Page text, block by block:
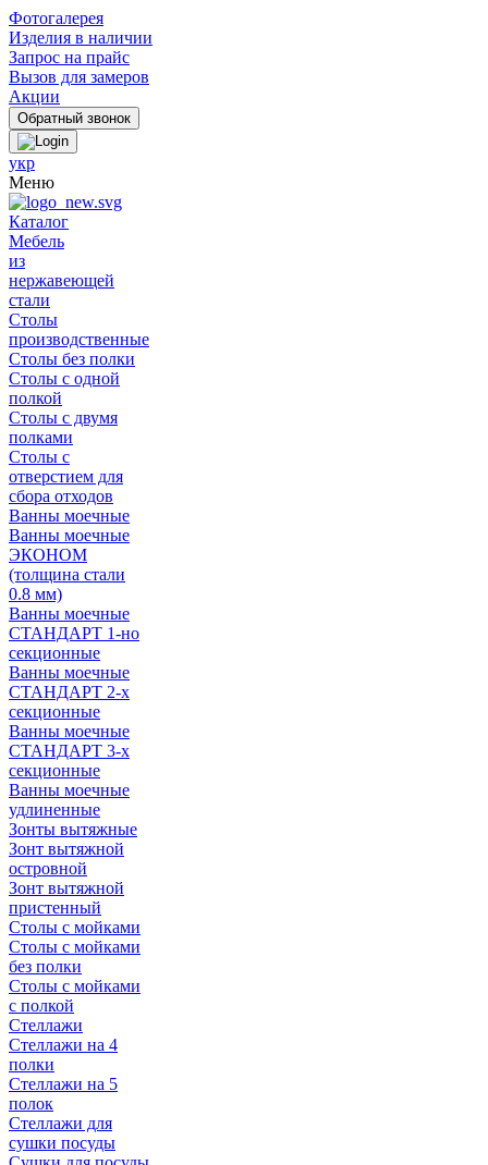
Фотогалерея
Изделия в наличии
Запрос на прайс
Вызов для замеров
Акции
укр
Меню
Каталог
Мебель
из
нержавеющей
стали
Столы
производственные
Столы без полки
Столы с одной
полкой
Столы с двумя
полками
Столы с
отверстием для
сбора отходов
Ванны моечные
Ванны моечные
ЭКОНОМ
(толщина стали
0.8 мм)
Ванны моечные
СТАНДАРТ 1-но
секционные
Ванны моечные
СТАНДАРТ 2-х
секционные
Ванны моечные
СТАНДАРТ 3-х
секционные
Ванны моечные
удлиненные
Зонты вытяжные
Зонт вытяжной
островной
Зонт вытяжной
пристенный
Столы с мойками
Столы с мойками
без полки
Столы с мойками
с полкой
Стеллажи
Стеллажи на 4
полки
Стеллажи на 5
полок
Стеллажи для
сушки посуды